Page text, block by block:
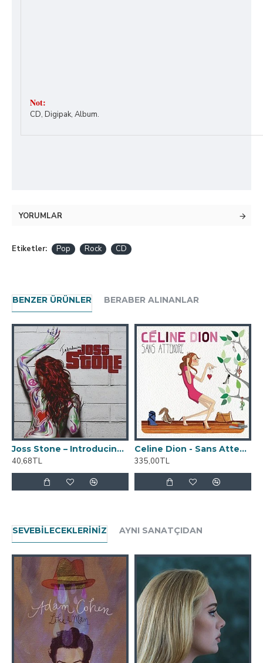
Not:
CD, Digipak, Album.
YORUMLAR
Etiketler: Pop Rock CD
BENZER ÜRÜNLER BERABER ALINANLAR
Joss Stone ‎– Introducing Joss Stone CD
40,68TL
Celine Dion - Sans Attendre CD
335,00TL
SEVEBILECEKLERINIZ AYNI SANATÇIDAN